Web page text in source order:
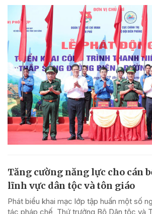
Tăng cường năng lực cho cán
lĩnh vực dân tộc và tôn giáo
Phát biểu khai mạc lớp tập huấn một số
tác pháp chế, Thứ trưởng Bộ Dân tộc và